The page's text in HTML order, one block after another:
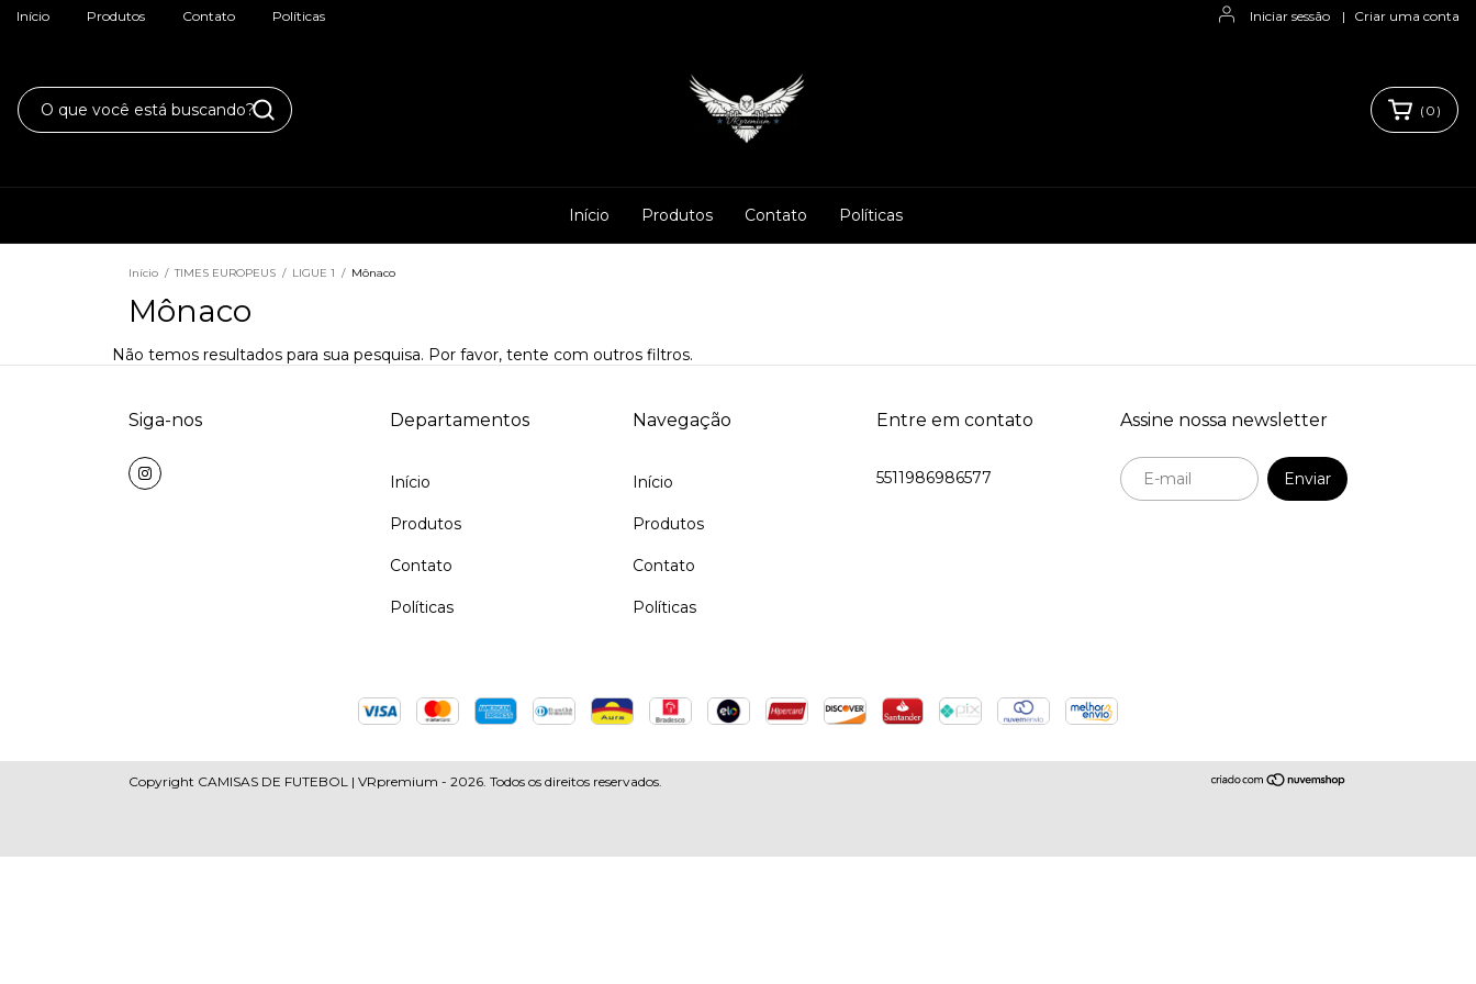
Início Produtos Contato Políticas Iniciar sessão | Criar uma conta
( 0 )
Início Produtos Contato Políticas
Início / TIMES EUROPEUS / LIGUE 1 / Mônaco
Mônaco
Não temos resultados para sua pesquisa. Por favor, tente com outros filtros.
Siga-nos Departamentos
Início
Produtos
Contato
Políticas
Navegação
Início
Produtos
Contato
Políticas
Entre em contato
5511986986577
Assine nossa newsletter
Copyright CAMISAS DE FUTEBOL | VRpremium - 2026. Todos os direitos reservados.